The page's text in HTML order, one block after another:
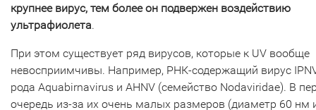
крупнее вирус, тем более он подвержен воздействию
ультрафиолета.
При этом существует ряд вирусов, которые к UV вообще
невосприимчивы. Например, РНК-содержащий вирус
рода Aquabirnavirus и AHNV (семейство Nodaviridae). В
очередь из-за их очень малых размеров (диаметр 60 нм